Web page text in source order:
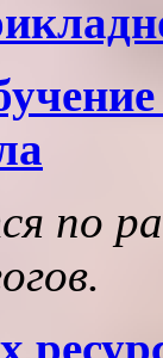
по